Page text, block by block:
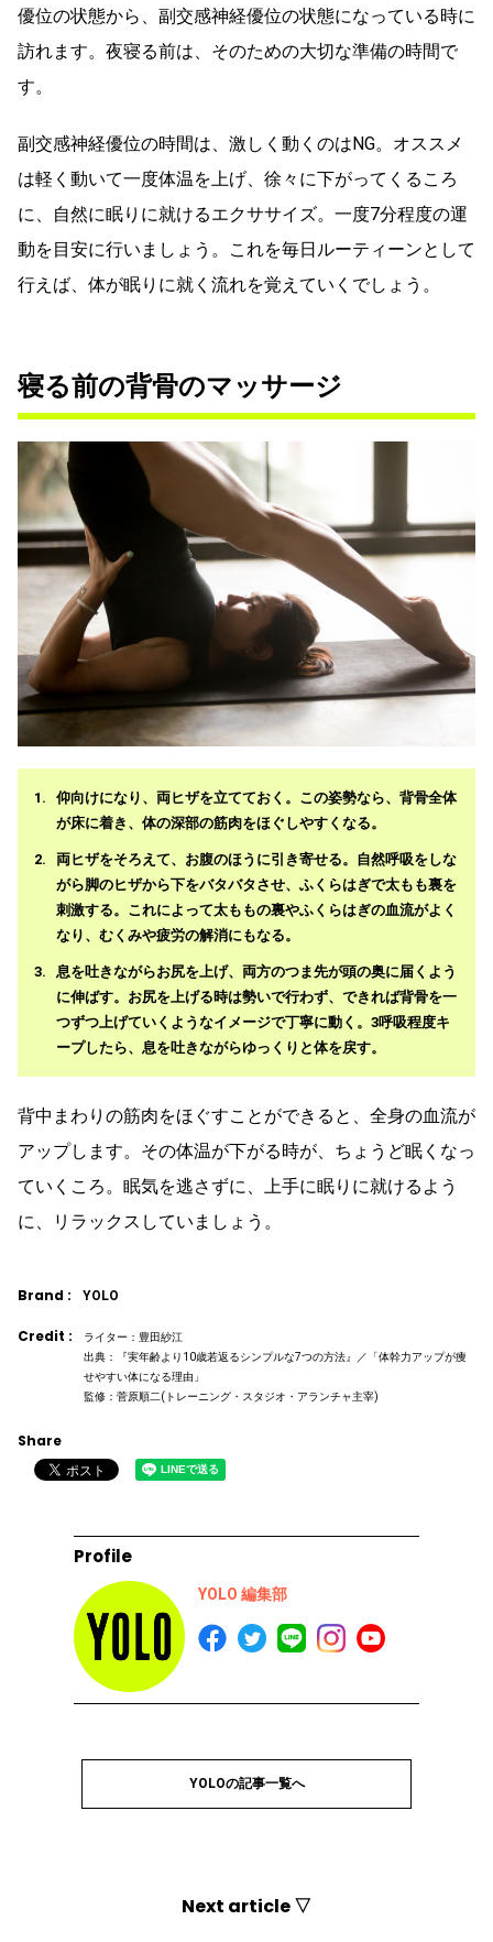
優位の状態から、副交感神経優位の状態になっている時に
訪れます。夜寝る前は、そのための大切な準備の時間で
す。
副交感神経優位の時間は、激しく動くのはNG。オススメ
は軽く動いて一度体温を上げ、徐々に下がってくるころ
に、自然に眠りに就けるエクササイズ。一度7分程度の運
動を目安に行いましょう。これを毎日ルーティーンとして
行えば、体が眠りに就く流れを覚えていくでしょう。
寝る前の背骨のマッサージ
仰向けになり、両ヒザを立てておく。この姿勢なら、背骨全体
が床に着き、体の深部の筋肉をほぐしやすくなる。
両ヒザをそろえて、お腹のほうに引き寄せる。自然呼吸をしな
がら脚のヒザから下をバタバタさせ、ふくらはぎで太もも裏を
刺激する。これによって太ももの裏やふくらはぎの血流がよく
なり、むくみや疲労の解消にもなる。
息を吐きながらお尻を上げ、両方のつま先が頭の奥に届くよう
に伸ばす。お尻を上げる時は勢いで行わず、できれば背骨を一
つずつ上げていくようなイメージで丁寧に動く。3呼吸程度キ
ープしたら、息を吐きながらゆっくりと体を戻す。
背中まわりの筋肉をほぐすことができると、全身の血流が
アップします。その体温が下がる時が、ちょうど眠くなっ
ていくころ。眠気を逃さずに、上手に眠りに就けるよう
に、リラックスしていましょう。
Brand : YOLO
Credit :
ライター：豊田紗江
出典：『実年齢より10歳若返るシンプルな7つの方法』／「体幹力アップが痩
せやすい体になる理由」
監修：菅原順二(トレーニング・スタジオ・アランチャ主宰)
Share
Profile
YOLO 編集部
YOLOの記事一覧へ
Next article ▽